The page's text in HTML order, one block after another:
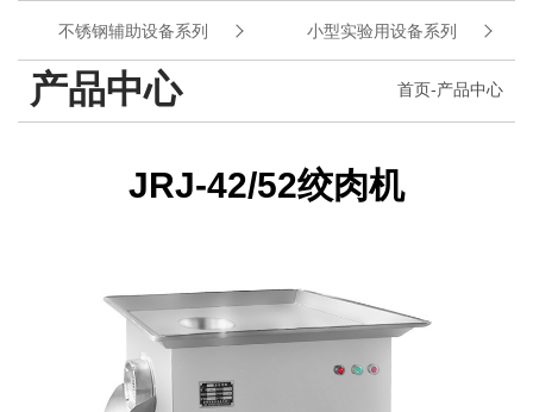
不锈钢辅助设备系列 小型实验用设备系列
产品中心 首页-产品中心
JRJ-42/52绞肉机